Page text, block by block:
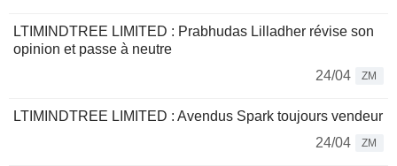
LTIMINDTREE LIMITED : Prabhudas Lilladher révise son
opinion et passe à neutre
24/04
ZM
LTIMINDTREE LIMITED : Avendus Spark toujours vendeur
24/04
ZM